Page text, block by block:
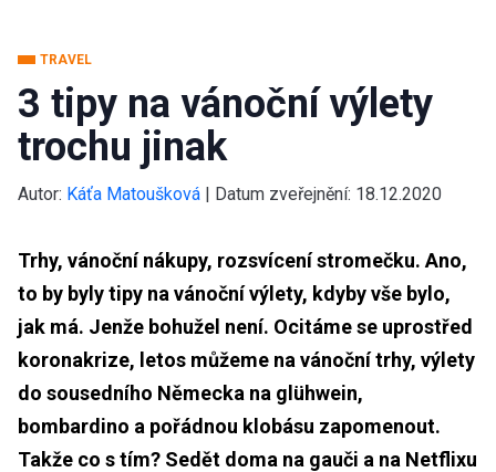
TRAVEL
3 tipy na vánoční výlety
trochu jinak
Autor: Káťa Matoušková | Datum zveřejnění: 18.12.2020
Trhy, vánoční nákupy, rozsvícení stromečku. Ano,
to by byly tipy na vánoční výlety, kdyby vše bylo,
jak má. Jenže bohužel není. Ocitáme se uprostřed
koronakrize, letos můžeme na vánoční trhy, výlety
do sousedního Německa na glühwein,
bombardino a pořádnou klobásu zapomenout.
Takže co s tím? Sedět doma na gauči a na Netflixu